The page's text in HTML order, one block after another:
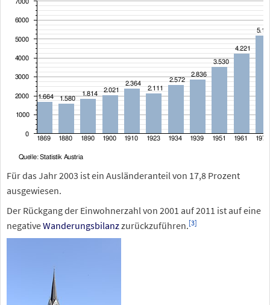
Für das Jahr 2003 ist ein Ausländeranteil von 17,8 Prozent
ausgewiesen.
Der Rückgang der Einwohnerzahl von 2001 auf 2011 ist auf eine
negativeWanderungsbilanzzurückzuführen.[3]